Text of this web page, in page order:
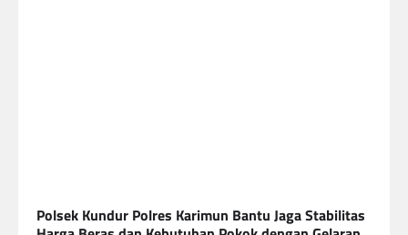
Polsek Kundur Polres Karimun Bantu Jaga Stabilitas